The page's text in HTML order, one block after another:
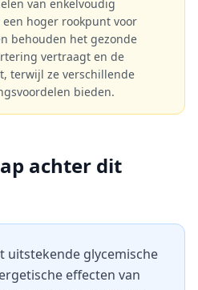
van enkelvoudig
hoger rookpunt voor
behouden het gezonde
vertraagt en de
terwijl ze verschillende
bieden.
achter dit
uitstekende glycemische
effecten van